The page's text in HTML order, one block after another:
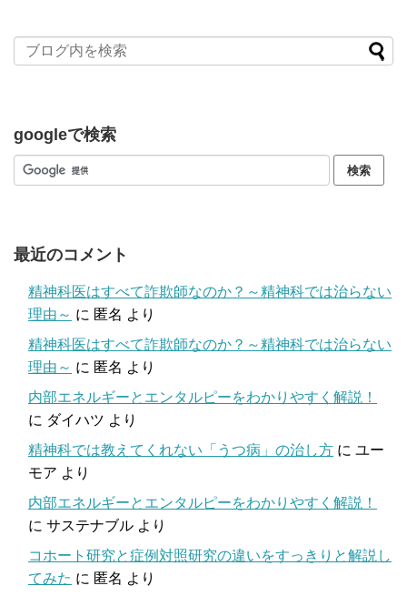
googleで検索
最近のコメント
精神科医はすべて詐欺師なのか？～精神科では治らない
理由～ に 匿名 より
精神科医はすべて詐欺師なのか？～精神科では治らない
理由～ に 匿名 より
内部エネルギーとエンタルピーをわかりやすく解説！
に ダイハツ より
精神科では教えてくれない「うつ病」の治し方 に ユー
モア より
内部エネルギーとエンタルピーをわかりやすく解説！
に サステナブル より
コホート研究と症例対照研究の違いをすっきりと解説し
てみた に 匿名 より